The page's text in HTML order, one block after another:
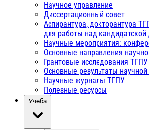
Научное управление
Диссертационный совет
Аспирантура, докторантура
для работы над кандидатской
Научные мероприятия:
Основные направления
Грантовые исследования ТГПУ
Основные результаты научной
Научные журналы ТГПУ
Полезные ресурсы
Учёба